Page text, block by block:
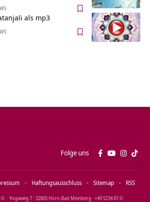
als mp3
Folge uns
· Yogaweg 7 · 32805 Horn‑Bad Meinberg · +49 5234 87‑0 ·
Haftungsausschluss Sitemap RSS